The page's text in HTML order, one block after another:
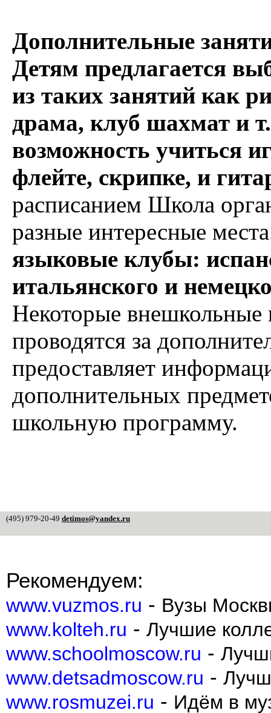
Дополнительные
Детям предлагается
из таких занятий как
драма, клуб шахмат и
возможность учиться
флейте, скрипке, и
расписанием Школа
разные интересные
языковые клубы:
итальянского и
Некоторые внешкольные
проводятся за
предоставляет
дополнительных
школьную программу.
(495) 979-20-49 detimos@yandex.ru
Рекомендуем:
www.vuzmos.ru - Вузы
www.kolteh.ru - Лучшие
www.schoolmoscow.ru -
www.detsadmoscow.ru -
www.rosmuzei.ru - Идём в